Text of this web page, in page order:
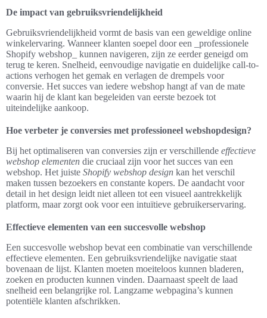
De impact van gebruiksvriendelijkheid
Gebruiksvriendelijkheid vormt de basis van een geweldige online
winkelervaring. Wanneer klanten soepel door een _professionele
Shopify webshop_ kunnen navigeren, zijn ze eerder geneigd om
terug te keren. Snelheid, eenvoudige navigatie en duidelijke call-to-
actions verhogen het gemak en verlagen de drempels voor
conversie. Het succes van iedere webshop hangt af van de mate
waarin hij de klant kan begeleiden van eerste bezoek tot
uiteindelijke aankoop.
Hoe verbeter je conversies met professioneel webshopdesign?
Bij het optimaliseren van conversies zijn er verschillende effectieve
webshop elementen die cruciaal zijn voor het succes van een
webshop. Het juiste Shopify webshop design kan het verschil
maken tussen bezoekers en constante kopers. De aandacht voor
detail in het design leidt niet alleen tot een visueel aantrekkelijk
platform, maar zorgt ook voor een intuïtieve gebruikerservaring.
Effectieve elementen van een succesvolle webshop
Een succesvolle webshop bevat een combinatie van verschillende
effectieve elementen. Een gebruiksvriendelijke navigatie staat
bovenaan de lijst. Klanten moeten moeiteloos kunnen bladeren,
zoeken en producten kunnen vinden. Daarnaast speelt de laad
snelheid een belangrijke rol. Langzame webpagina’s kunnen
potentiële klanten afschrikken.